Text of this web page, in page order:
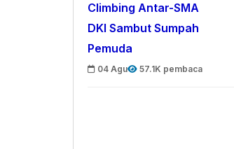
Climbing Antar-SMA
DKI Sambut Sumpah
Pemuda
04 Agu 57.1K pembaca